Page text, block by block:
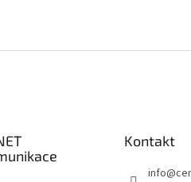
Kontakt
info@